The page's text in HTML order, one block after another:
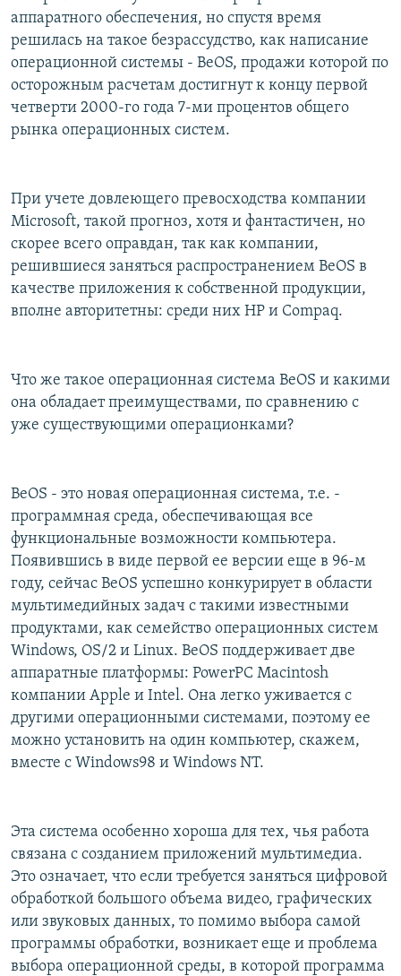
аппаратного обеспечения, но спустя время
решилась на такое безрассудство, как написание
операционной системы - BeOS, продажи которой по
осторожным расчетам достигнут к концу первой
четверти 2000-го года 7-ми процентов общего
рынка операционных систем.
При учете довлеющего превосходства компании
Microsoft, такой прогноз, хотя и фантастичен, но
скорее всего оправдан, так как компании,
решившиеся заняться распространением BeOS в
качестве приложения к собственной продукции,
вполне авторитетны: среди них HP и Compaq.
Что же такое операционная система BeOS и какими
она обладает преимуществами, по сравнению с
уже существующими операционками?
BeOS - это новая операционная система, т.е. -
программная среда, обеспечивающая все
функциональные возможности компьютера.
Появившись в виде первой ее версии еще в 96-м
году, сейчас BeOS успешно конкурирует в области
мультимедийных задач с такими известными
продуктами, как семейство операционных систем
Windows, OS/2 и Linux. BeOS поддерживает две
аппаратные платформы: PowerPC Macintosh
компании Apple и Intel. Она легко уживается с
другими операционными системами, поэтому ее
можно установить на один компьютер, скажем,
вместе с Windows98 и Windows NT.
Эта система особенно хороша для тех, чья работа
связана с созданием приложений мультимедиа.
Это означает, что если требуется заняться цифровой
обработкой большого объема видео, графических
или звуковых данных, то помимо выбора самой
программы обработки, возникает еще и проблема
выбора операционной среды, в которой программа